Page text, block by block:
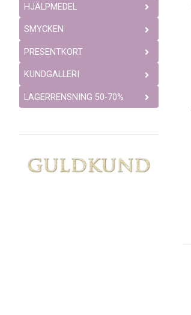
HJÄLPMEDEL
SMYCKEN
PRESENTKORT
KUNDGALLERI
LAGERRENSNING 50-70%